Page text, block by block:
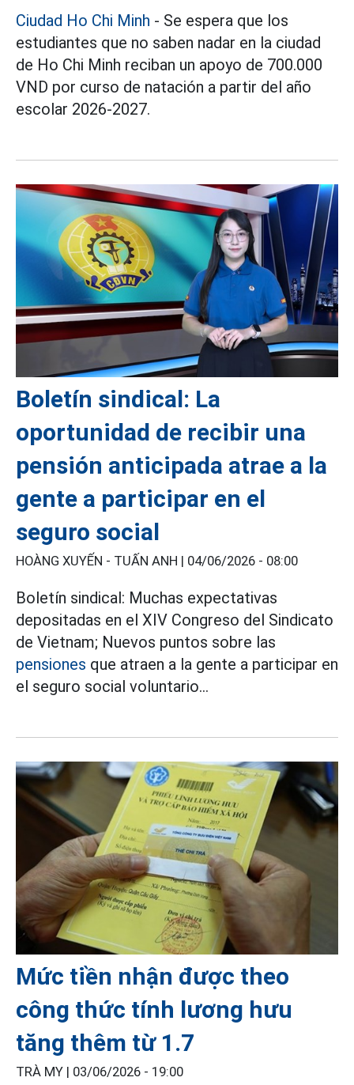
Ciudad Ho Chi Minh - Se espera que los
estudiantes que no saben nadar en la ciudad
de Ho Chi Minh reciban un apoyo de 700.000
VND por curso de natación a partir del año
escolar 2026-2027.
Boletín sindical: La
oportunidad de recibir una
pensión anticipada atrae a la
gente a participar en el
seguro social
HOÀNG XUYẾN - TUẤN ANH | 04/06/2026 - 08:00
Boletín sindical: Muchas expectativas
depositadas en el XIV Congreso del Sindicato
de Vietnam; Nuevos puntos sobre las
pensiones que atraen a la gente a participar en
el seguro social voluntario...
Mức tiền nhận được theo
công thức tính lương hưu
tăng thêm từ 1.7
TRÀ MY | 03/06/2026 - 19:00